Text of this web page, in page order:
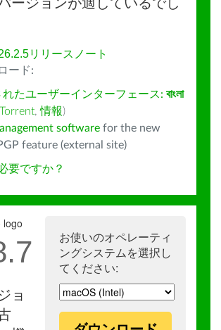
リリースノート
ード:
れたユーザーインターフェース: বাংলা
Torrent,情報)
software for the new
feature (external site)
要ですか？
お使いのオペレーティ
ングシステムを選択し
てください:
ョ